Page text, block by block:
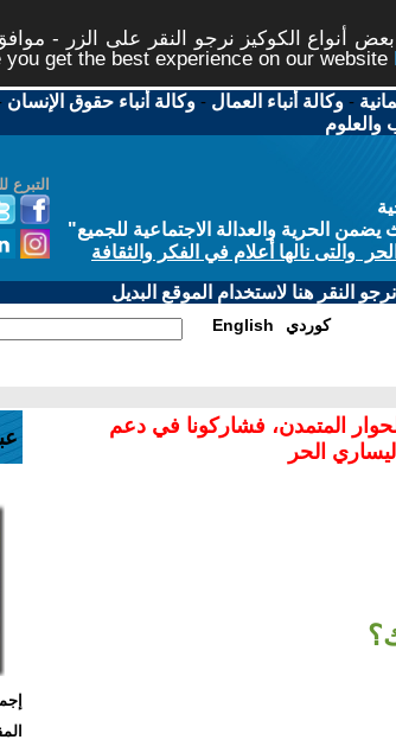
أنواع الكوكيز نرجو النقر على الزر -
get the best experience on our website
-وكالة أنباء العمال -وكالة أنباء حقوق الإنسان
والعلوم
التبرع
الحرية والعدالة الاجتماعية للجميع"
والتى نالها أعلام في الفكر والثقافة
النقر هنا لاستخدام الموقع البديل
English كوردي
المتمدن، فشاركونا في دعم
الحر